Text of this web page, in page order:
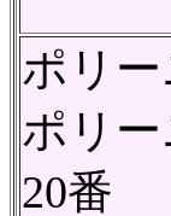
ポリ
ポリ
20番